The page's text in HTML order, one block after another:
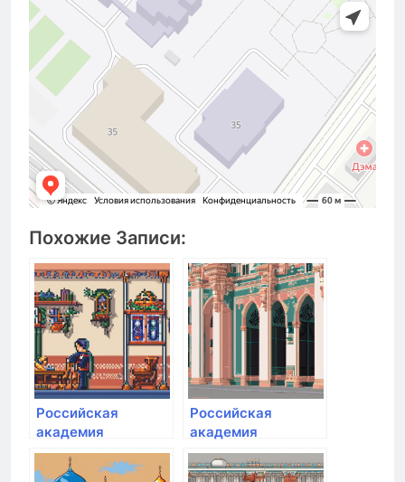
Похожие Записи:
Российская
академия
народного
хозяйства и
Российская
академия
народного
хозяйства и